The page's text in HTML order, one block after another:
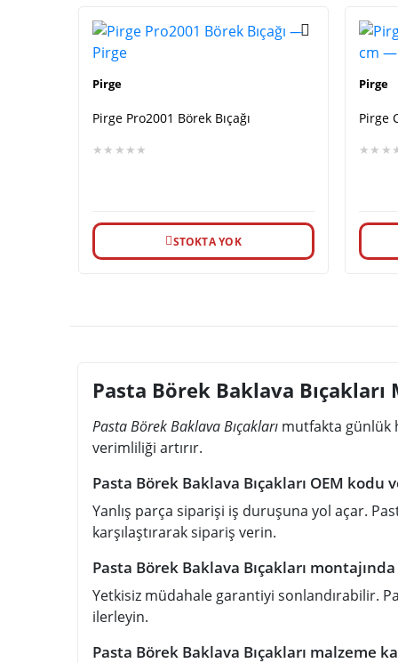
Pirge
Pirge Pro2001 Börek Bıçağı
★★★★★
STOKTA YOK
Pirge
Pirge
Pasta Börek Baklava
Pasta Börek Baklava Bıçakları mutfakta günlük
verimliliği artırır.
Pasta Börek Baklava Bıçakları OEM
Yanlış parça siparişi iş duruşuna yol açar.
karşılaştırarak sipariş verin.
Pasta Börek Baklava Bıçakları
Yetkisiz müdahale garantiyi sonlandırabilir.
ilerleyin.
Pasta Börek Baklava Bıçakları malzeme